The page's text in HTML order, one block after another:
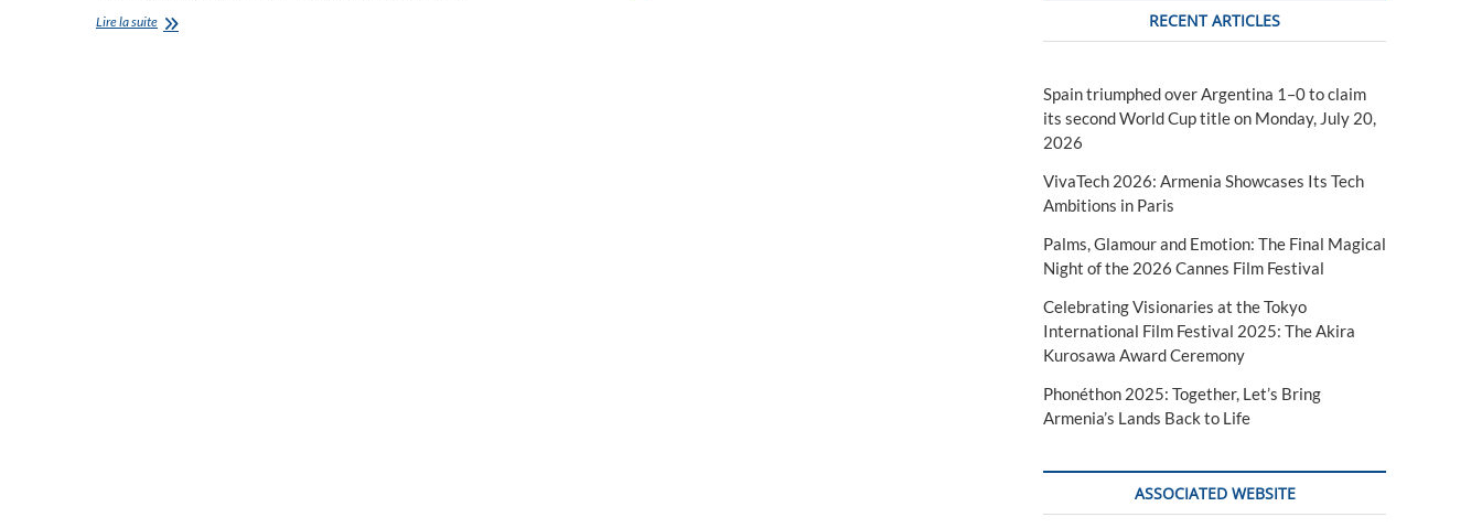
Lire la suiteBaldwin
RECENT ARTICLES
Spain triumphed over Argentina 1–0 to claim
its second World Cup title on Monday, July 20,
2026
VivaTech 2026: Armenia Showcases Its Tech
Ambitions in Paris
Palms, Glamour and Emotion: The Final Magical
Night of the 2026 Cannes Film Festival
Celebrating Visionaries at the Tokyo
International Film Festival 2025: The Akira
Kurosawa Award Ceremony
Phonéthon 2025: Together, Let’s Bring
Armenia’s Lands Back to Life
ASSOCIATED WEBSITE